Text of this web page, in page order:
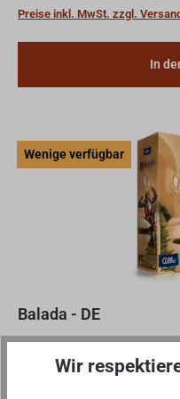
Preise inkl. MwSt. zzgl.
In
Wenige verfügbar
Balada - DE
Balada ist ein schnelles,
Wir